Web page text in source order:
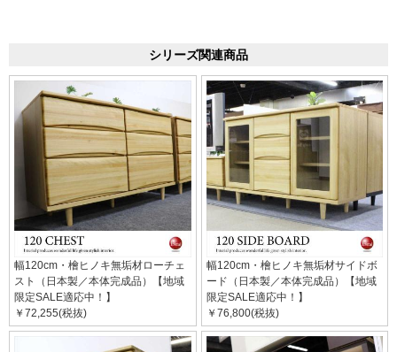
シリーズ関連商品
幅120cm・檜ヒノキ無垢材ローチェ
スト（日本製／本体完成品）【地域
限定SALE適応中！】
￥72,255(税抜)
幅120cm・檜ヒノキ無垢材サイドボ
ード（日本製／本体完成品）【地域
限定SALE適応中！】
￥76,800(税抜)